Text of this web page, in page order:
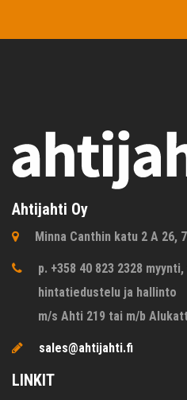
Ahtijahti Oy
Minna Canthin katu 2 A 26,
p. +358 40 823 2328
hintatiedustelu ja hallinto
m/s Ahti 219 tai m/b
sales@ahtijahti.fi
LINKIT